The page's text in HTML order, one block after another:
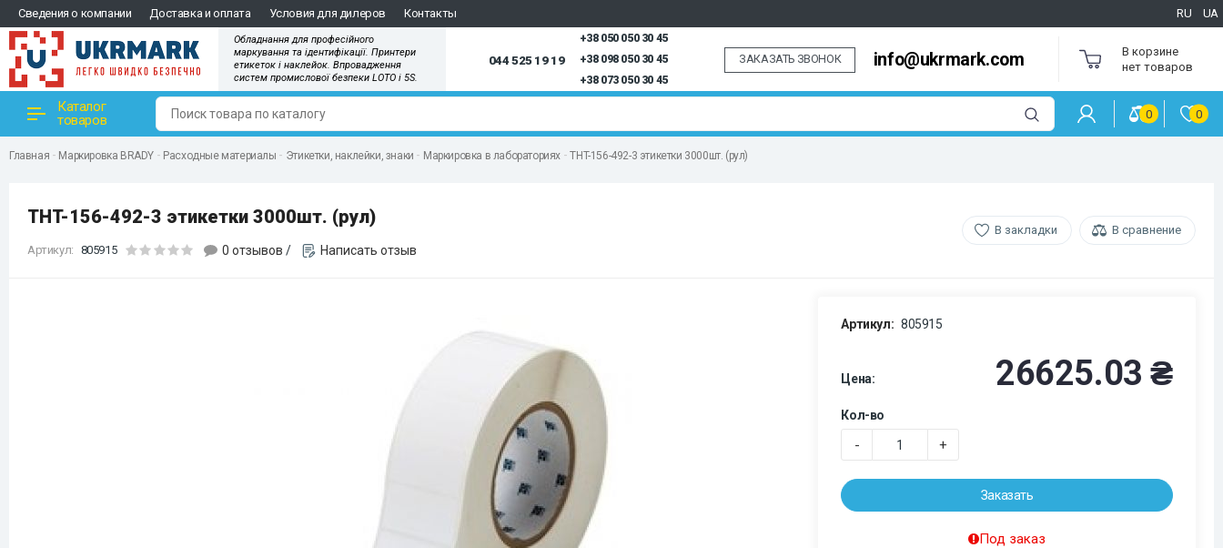
Сведения о компании Доставка и оплата Условия для дилеров Контакты RU UA
Обладнання для професійного
маркування та ідентифікації. Принтери
етикеток і наклейок. Впровадження
систем промислової безпеки LOTO і 5S.
044 525 19 19
+38 050 050 30 45
+38 098 050 30 45
+38 073 050 30 45
ЗАКАЗАТЬ ЗВОНОК info@ukrmark.com
В корзине
нет товаров
Каталог
товаров
0 0
Главная Маркировка BRADY Расходные материалы Этикетки, наклейки, знаки Маркировка в лабораториях THT-156-492-3 этикетки 3000шт. (рул)
THT-156-492-3 этикетки 3000шт. (рул)
Артикул: 805915 0 отзывов / Написать отзыв
В закладки В сравнение
Артикул: 805915
Цена: 26625.03 ₴
Кол-во
- +
Заказать
Под заказ